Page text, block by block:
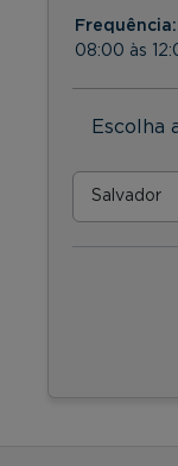
Frequência:
08:00 às
Escolha